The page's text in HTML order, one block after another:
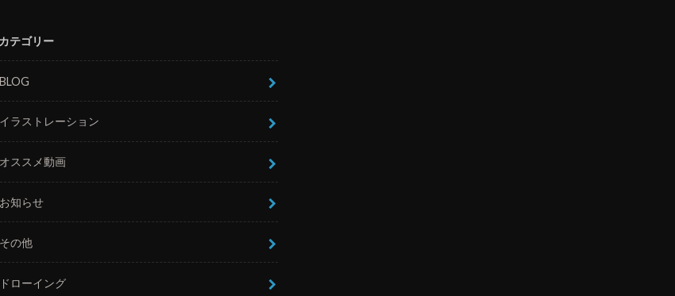
カテゴリー
BLOG
イラストレーション
オススメ動画
お知らせ
その他
ドローイング